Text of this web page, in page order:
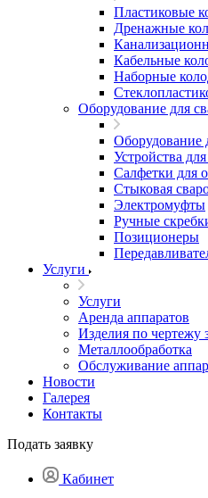
Пластиковые
Дренажные
Кабельные
Наборные
Оборудование для
Оборудование
Устройства
Салфетки для
Стыковая
Электромуфты
Ручные
Позиционеры
Услуги
Услуги
Аренда аппаратов
Изделия по чертежу
Металлообработка
Обслуживание
Новости
Галерея
Контакты
Подать заявку
Кабинет